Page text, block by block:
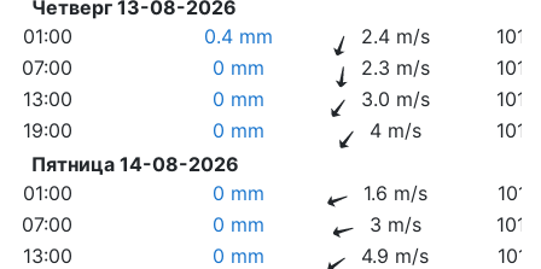
Четверг 13-08-2026
01:00
0.4 mm 2.4 m/s
07:00
0 mm 2.3 m/s
13:00
0 mm 3.0 m/s
19:00
0 mm 4 m/s
Пятница 14-08-2026
01:00
0 mm 1.6 m/s
07:00
0 mm 3 m/s
13:00
0 mm 4.9 m/s